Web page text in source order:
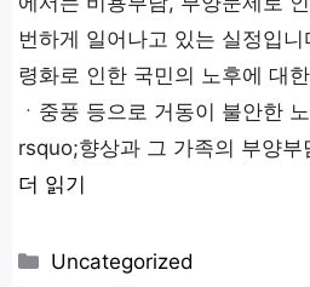
번하게 일어나고 있는 실정입
령화로 인한 국민의 노후에 대
ㆍ중풍 등으로 거동이 불안한
rsquo;향상과 그 가족의 부양
더 읽기
카
Uncategorized